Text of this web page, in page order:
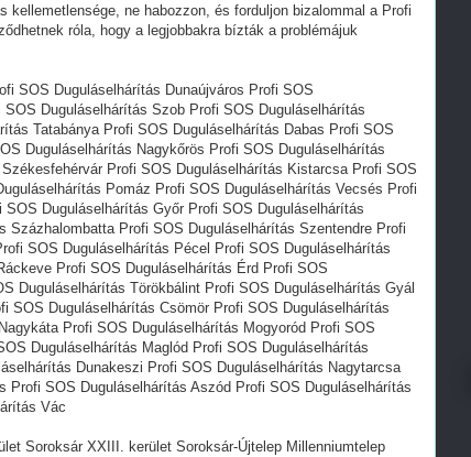
kellemetlensége, ne habozzon, és forduljon bizalommal a Profi
róla, hogy a legjobbakra bízták a problémájuk
SOS Duguláselhárítás Dunaújváros Profi SOS
Duguláselhárítás Szob Profi SOS Duguláselhárítás
Tatabánya Profi SOS Duguláselhárítás Dabas Profi SOS
Duguláselhárítás Nagykőrös Profi SOS Duguláselhárítás
Profi SOS Duguláselhárítás Kistarcsa Profi SOS
Pomáz Profi SOS Duguláselhárítás Vecsés Profi
Duguláselhárítás Győr Profi SOS Duguláselhárítás
Százhalombatta Profi SOS Duguláselhárítás Szentendre Profi
SOS Duguláselhárítás Pécel Profi SOS Duguláselhárítás
Profi SOS Duguláselhárítás Érd Profi SOS
Duguláselhárítás Törökbálint Profi SOS Duguláselhárítás Gyál
SOS Duguláselhárítás Csömör Profi SOS Duguláselhárítás
Profi SOS Duguláselhárítás Mogyoród Profi SOS
Duguláselhárítás Maglód Profi SOS Duguláselhárítás
Dunakeszi Profi SOS Duguláselhárítás Nagytarcsa
Profi SOS Duguláselhárítás Aszód Profi SOS Duguláselhárítás
Vác
Soroksár XXIII. kerület Soroksár-Újtelep Millenniumtelep